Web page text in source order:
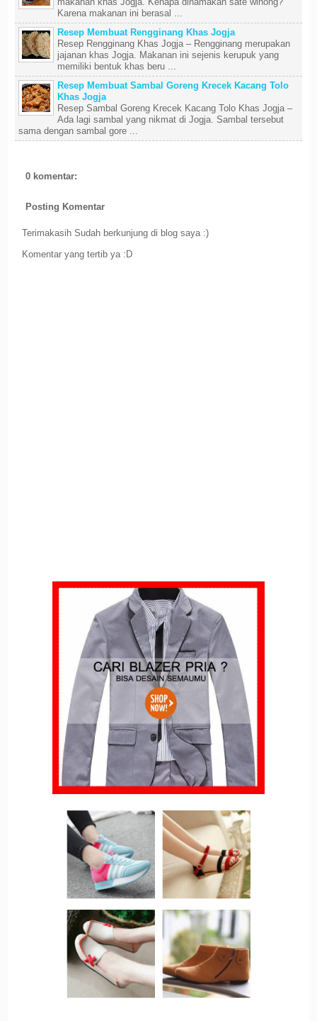
Karena makanan ini berasal ...
Resep Membuat Rengginang Khas Jogja
Resep Rengginang Khas Jogja – Rengginang merupakan
jajanan khas Jogja. Makanan ini sejenis kerupuk yang
memiliki bentuk khas beru ...
Resep Membuat Sambal Goreng Krecek Kacang Tolo
Khas Jogja
Resep Sambal Goreng Krecek Kacang Tolo Khas Jogja –
Ada lagi sambal yang nikmat di Jogja. Sambal tersebut
sama dengan sambal gore ...
0 komentar:
Posting Komentar
Terimakasih Sudah berkunjung di blog saya :)
Komentar yang tertib ya :D